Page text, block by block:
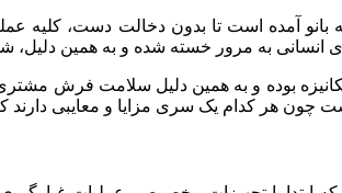
بانو آمده است تا بدون دخالت دست،
انسانی به مرور خسته شده و به همین
بوده و به همین دلیل سلامت فرش
چون هر کدام یک سری مزایا و معایبی